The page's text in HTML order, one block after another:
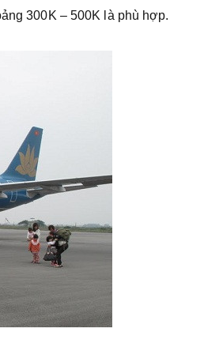
300K – 500K là phù hợp.